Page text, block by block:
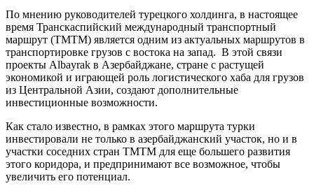
По мнению руководителей турецкого холдинга, в настоящее
время Транскаспийский международный транспортный
маршрут (ТМТМ) является одним из актуальных маршрутов в
транспортировке грузов с востока на запад. В этой связи
проекты Albayrak в Азербайджане, стране с растущей
экономикой и играющей роль логистического хаба для грузов
из Центральной Азии, создают дополнительные
инвестиционные возможности.
Как стало известно, в рамках этого маршрута турки
инвестировали не только в азербайджанский участок, но и в
участки соседних стран ТМТМ для еще большего развития
этого коридора, и предпринимают все возможное, чтобы
увеличить его потенциал.